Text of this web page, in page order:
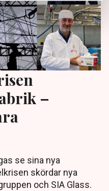
–
se sina nya
skördar nya
och SIA Glass.